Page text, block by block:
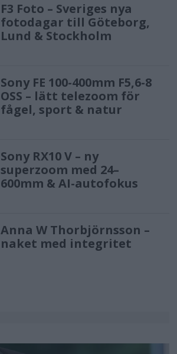
F3 Foto – Sveriges nya
fotodagar till Göteborg,
Lund & Stockholm
Sony FE 100-400mm F5,6-8
OSS – lätt telezoom för
fågel, sport & natur
Sony RX10 V – ny
superzoom med 24–
600mm & AI-autofokus
Anna W Thorbjörnsson –
naket med integritet